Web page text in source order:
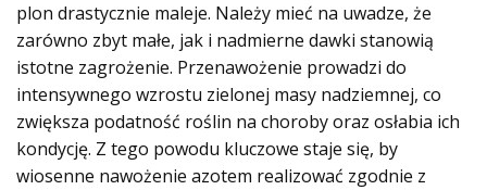
plon drastycznie maleje. Należy mieć na uwadze, że
zarówno zbyt małe, jak i nadmierne dawki stanowią
istotne zagrożenie. Przenawożenie prowadzi do
intensywnego wzrostu zielonej masy nadziemnej, co
zwiększa podatność roślin na choroby oraz osłabia ich
kondycję. Z tego powodu kluczowe staje się, by
wiosenne nawożenie azotem realizować zgodnie z